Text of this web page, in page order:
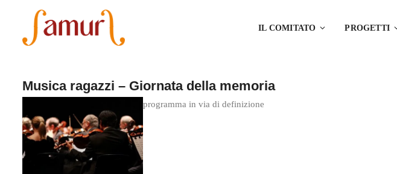
IL COMITATO PROGETTI
Musica ragazzi – Giornata della memoria
programma in via di definizione